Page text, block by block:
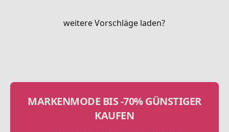
weitere Vorschläge laden?
MARKENMODE BIS -70% GÜNSTIGER
KAUFEN